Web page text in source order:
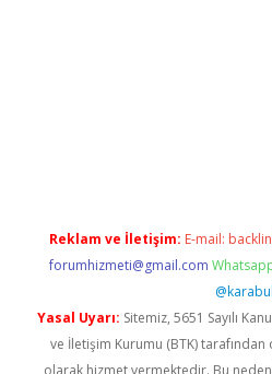
Reklam ve İletişim: E-mail:
forumhizmeti@gmail.com
@karabul
Yasal Uyarı: Sitemiz, 5651 Sayılı
ve İletişim Kurumu (BTK) tarafından
olarak hizmet vermektedir. Bu